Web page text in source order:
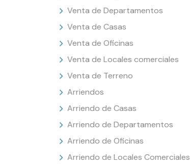
Venta de Departamentos
Venta de Casas
Venta de Oficinas
Venta de Locales comerciales
Venta de Terreno
Arriendos
Arriendo de Casas
Arriendo de Departamentos
Arriendo de Oficinas
Arriendo de Locales Comerciales